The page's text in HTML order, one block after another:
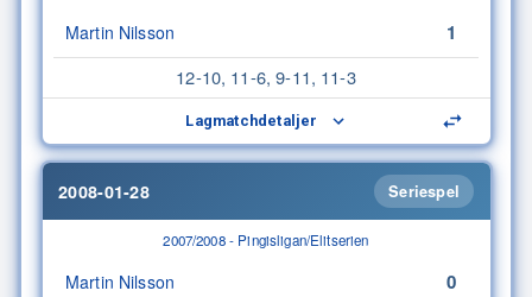
Martin Nilsson 1
12-10, 11-6, 9-11, 11-3
Lagmatchdetaljer
2008-01-28 Seriespel
2007/2008 - Pingisligan/Elitserien
Martin Nilsson 0